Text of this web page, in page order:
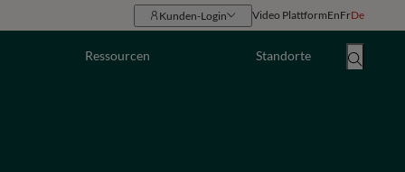
Kunden-Login Video PlattformEnFrDe
Ressourcen Standorte